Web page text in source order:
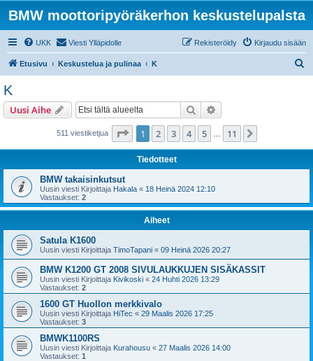
BMW moottoripyöräkerhon keskustelupalsta
UKK Viesti Ylläpidolle Kirjaudu sisään
Rekisteröidy
Etusivu Keskustelua ja pulinaa K
K
Uusi Aihe Etsi
511 viestiketjua Sivu /11
1 2 3 4 5 11
Tiedotteet
BMW takaisinkutsut
Uusin viesti Kirjoittaja Hakala « 18 Heinä 2024 12:10
Vastaukset: 2
Aiheet
Satula K1600
Uusin viesti Kirjoittaja TimoTapani « 09 Heinä 2026 20:27
BMW K1200 GT 2008 SIVULAUKKUJEN SISÄKASSIT
Uusin viesti Kirjoittaja Kivikoski « 24 Huhti 2026 13:29
Vastaukset: 2
1600 GT Huollon merkkivalo
Uusin viesti Kirjoittaja HiTec « 29 Maalis 2026 17:25
Vastaukset: 3
BMWK1100RS
Uusin viesti Kirjoittaja Kurahousu « 27 Maalis 2026 14:00
Vastaukset: 1